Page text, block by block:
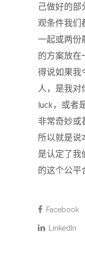
己做好的
观条件我们
一起或两份
的方案放在
得说如果我
人，是我对
luck，或者
非常奇妙或
所以就是说
是认定了我
的这个公平
Facebook
LinkedIn